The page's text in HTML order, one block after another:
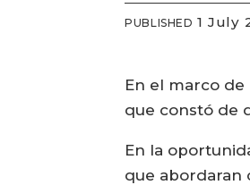
PUBLISHED 1
En el marco de
que constó de
En la
que abordaran